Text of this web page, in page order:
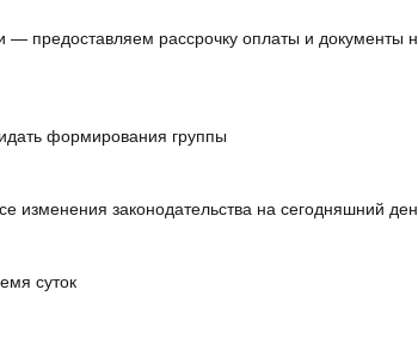
— предоставляем рассрочку оплаты и документы
формирования группы
изменения законодательства на сегодняшний
суток